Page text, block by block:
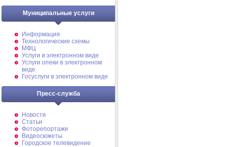
Муниципальные услуги
Информация
Технологические схемы
МФЦ
Услуги в электронном виде
Услуги опеки в электронном
виде
Госуслуги в электронном виде
Пресс-служба
Новости
Статьи
Фоторепортажи
Видеосюжеты
Городское телевидение